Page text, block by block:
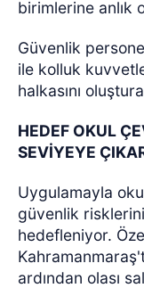
birimlerine anlık
Güvenlik
ile kolluk
halkasını
HEDEF OKUL
SEVİYEYE
Uygulamayla
güvenlik
hedefleniyor.
ardından olası